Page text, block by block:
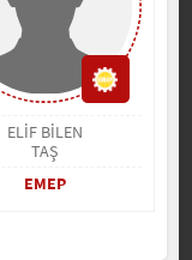
ELİF BİLEN
TAŞ
EMEP